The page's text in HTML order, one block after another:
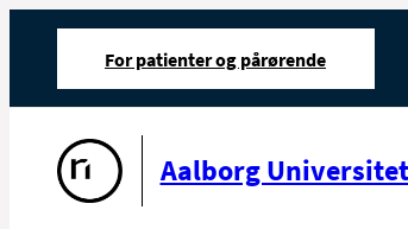
For patienter og pårørende
Aalborg